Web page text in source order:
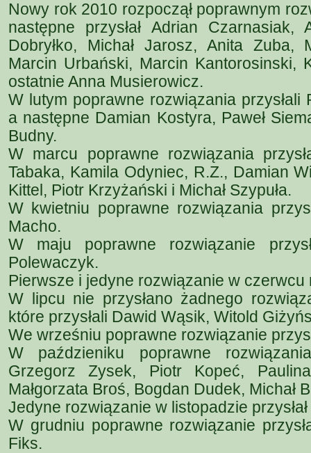
Nowy rok 2010 rozpoczął poprawnym
następne przysłał Adrian Czarnasiak,
Dobryłko, Michał Jarosz, Anita Zuba,
Marcin Urbański, Marcin Kantorosinski,
ostatnie Anna Musierowicz.
W lutym poprawne rozwiązania przysłali
a następne Damian Kostyra, Paweł
Budny.
W marcu poprawne rozwiązania
Tabaka, Kamila Odyniec, R.Z., Damian
Kittel, Piotr Krzyżański i Michał Szypuła.
W kwietniu poprawne rozwiązania
Macho.
W maju poprawne rozwiązanie
Polewaczyk.
Pierwsze i jedyne rozwiązanie w czerwcu
W lipcu nie przysłano żadnego
które przysłali Dawid Wąsik, Witold
We wrześniu poprawne rozwiązanie
W paździeniku poprawne
Grzegorz Zysek, Piotr Kopeć,
Małgorzata Broś, Bogdan Dudek, Michał
Jedyne rozwiązanie w listopadzie
W grudniu poprawne rozwiązanie
Fiks.